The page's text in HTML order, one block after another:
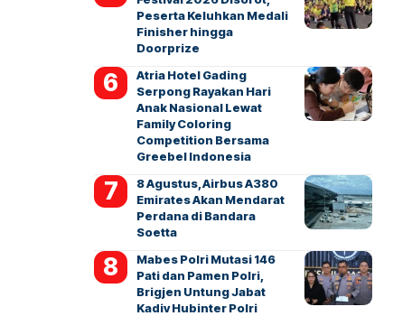
Peserta Keluhkan Medali
Finisher hingga
Doorprize
Atria Hotel Gading
Serpong Rayakan Hari
Anak Nasional Lewat
Family Coloring
Competition Bersama
Greebel Indonesia
8 Agustus, Airbus A380
Emirates Akan Mendarat
Perdana di Bandara
Soetta
Mabes Polri Mutasi 146
Pati dan Pamen Polri,
Brigjen Untung Jabat
Kadiv Hubinter Polri